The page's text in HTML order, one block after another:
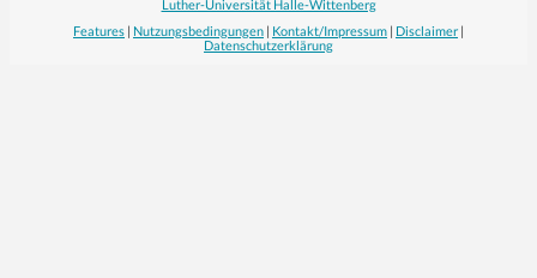
Luther-Universität Halle-Wittenberg
Features | Nutzungsbedingungen | Kontakt/Impressum | Disclaimer |
Datenschutzerklärung